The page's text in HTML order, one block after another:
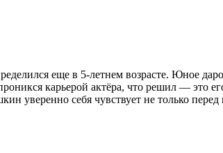
еще в 5-летнем возрасте. Юное
карьерой актёра, что решил — это
уверенно себя чувствует не только